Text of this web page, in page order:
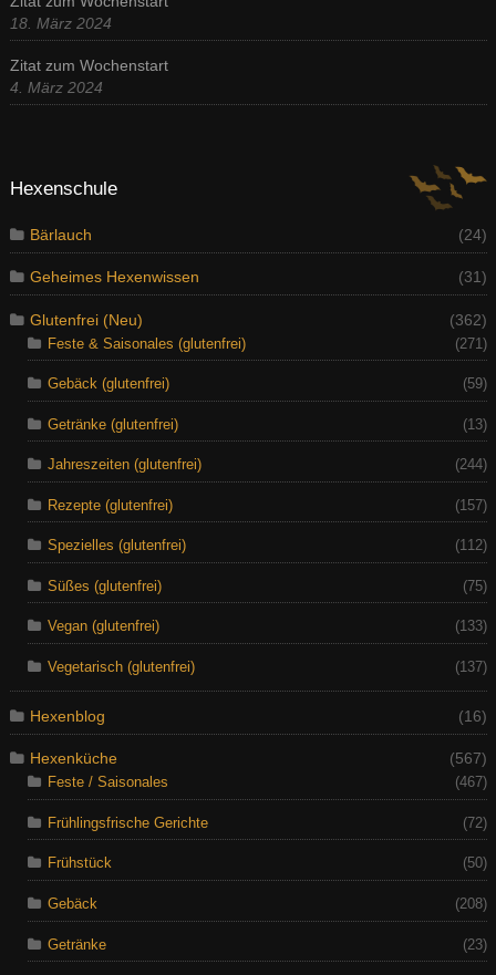
18. März 2024
Zitat zum Wochenstart
4. März 2024
Hexenschule
Bärlauch (24)
Geheimes Hexenwissen (31)
Glutenfrei (Neu)
(362)
Feste & Saisonales (glutenfrei)
(271)
Gebäck (glutenfrei) (59)
Getränke (glutenfrei) (13)
Jahreszeiten (glutenfrei) (244)
Rezepte (glutenfrei) (157)
Spezielles (glutenfrei) (112)
Süßes (glutenfrei) (75)
Vegan (glutenfrei) (133)
Vegetarisch (glutenfrei) (137)
Hexenblog (16)
Hexenküche
(567)
Feste / Saisonales
(467)
Frühlingsfrische Gerichte (72)
Frühstück (50)
Gebäck (208)
Getränke (23)